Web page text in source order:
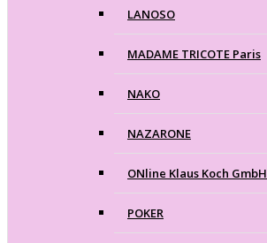
LANOSO
MADAME TRICOTE Paris
NAKO
NAZARONE
ONline Klaus Koch GmbH
POKER